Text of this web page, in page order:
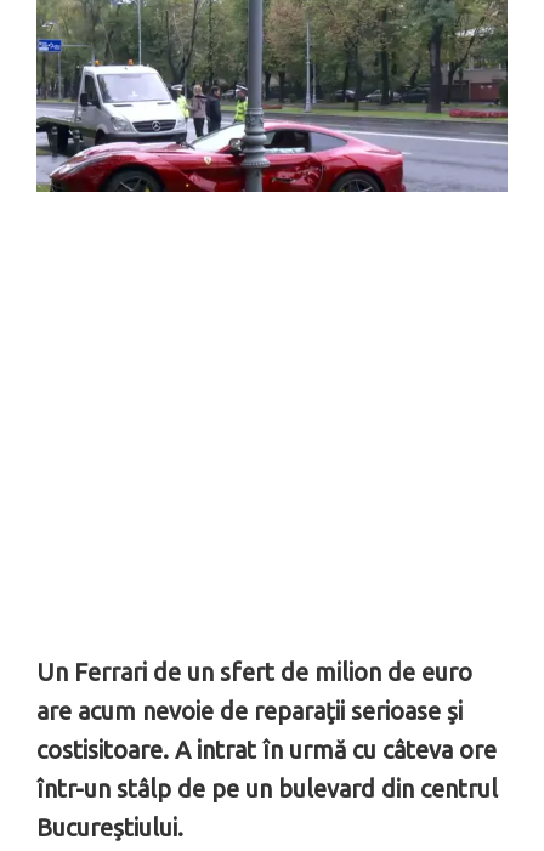
Un Ferrari de un sfert de milion de euro
are acum nevoie de reparaţii serioase şi
costisitoare. A intrat în urmă cu câteva ore
într-un stâlp de pe un bulevard din centrul
Bucureştiului.